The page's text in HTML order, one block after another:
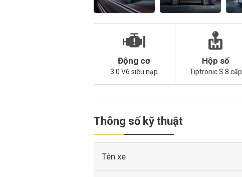
Động cơ
3.0 V6 siêu nạp
Hộp số
Tiptronic S 8 cấp
Thông số kỹ thuật
Tên xe